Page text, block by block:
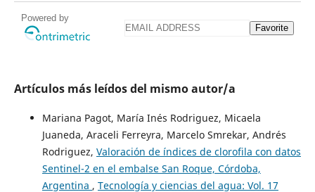
Powered by
Favorite
Artículos más leídos del mismo autor/a
Mariana Pagot, María Inés Rodriguez, Micaela
Juaneda, Araceli Ferreyra, Marcelo Smrekar, Andrés
Rodriguez, Valoración de índices de clorofila con datos
Sentinel-2 en el embalse San Roque, Córdoba,
Argentina , Tecnología y ciencias del agua: Vol. 17